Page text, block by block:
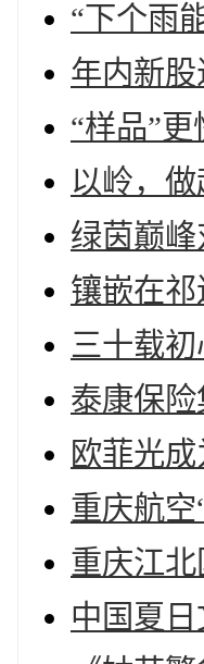
“下个雨
年内新
“样品”
以岭，
绿茵巅
镶嵌在
三十载
泰康保
欧菲光
重庆航空
重庆江
中国夏